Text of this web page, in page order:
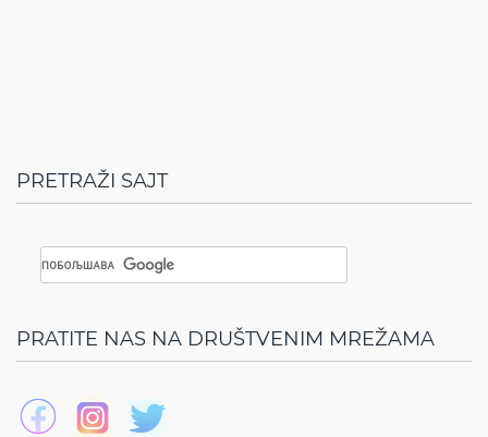
PRETRAŽI SAJT
PRATITE NAS NA DRUŠTVENIM MREŽAMA